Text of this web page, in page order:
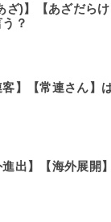
ざ)】【あざだら
？
客】【常連さん】
進出】【海外展開